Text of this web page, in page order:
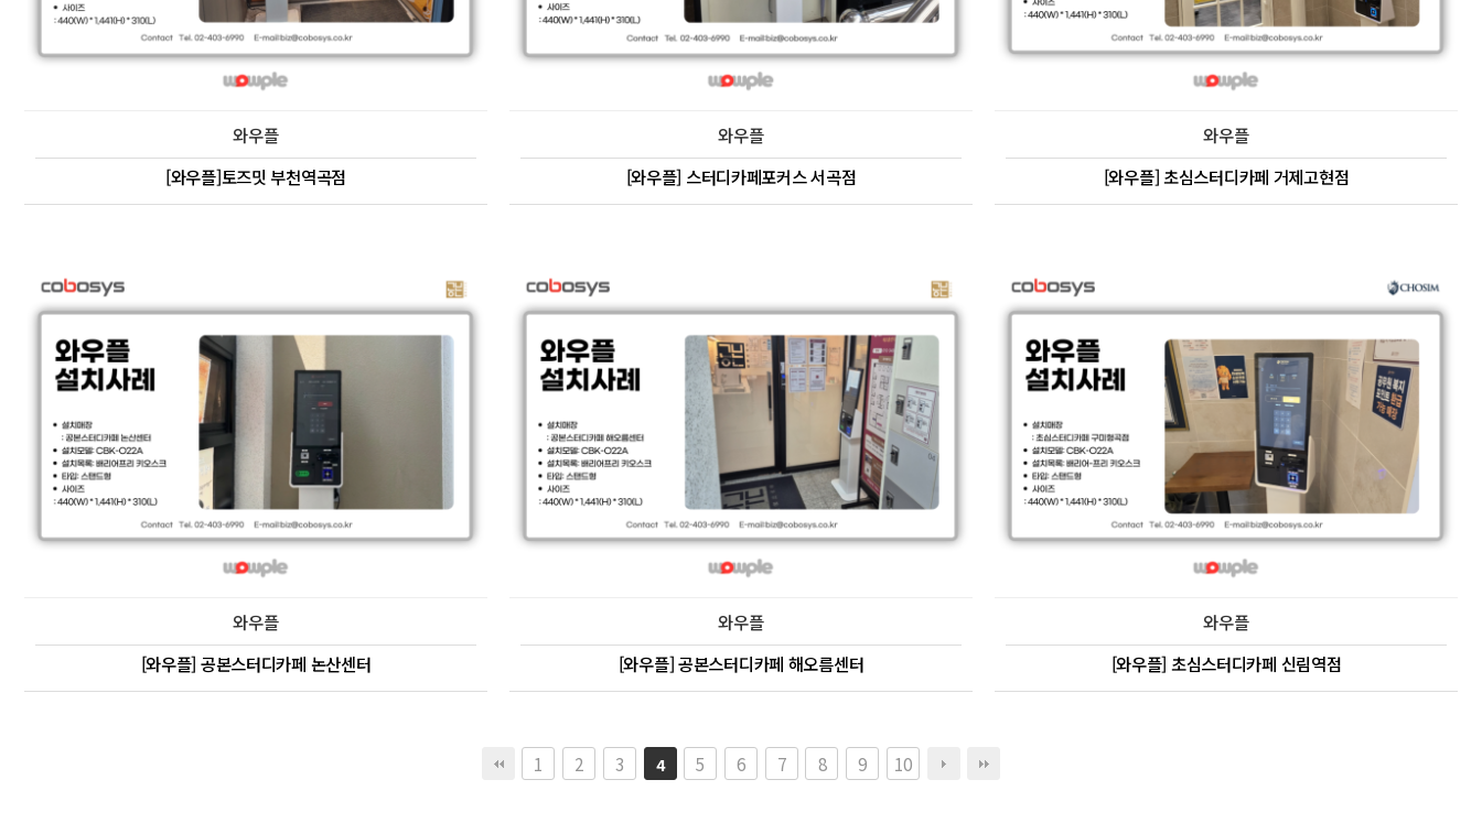
와우플
[와우플]토즈밋 부천역곡점
와우플
[와우플] 스터디카페포커스 서곡점
와우플
[와우플] 초심스터디카페 거제고현점
와우플
[와우플] 공본스터디카페 논산센터
와우플
[와우플] 공본스터디카페 해오름센터
와우플
[와우플] 초심스터디카페 신림역점
1 2 3 4 5 6 7 8 9 10